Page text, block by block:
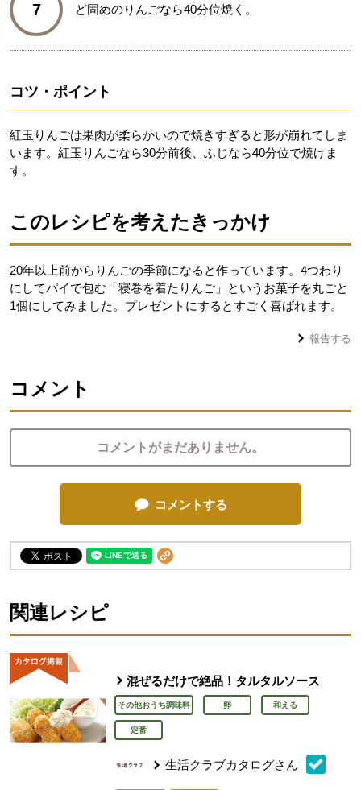
7 ど固めのりんごなら40分位焼く。
コツ・ポイント
紅玉りんごは果肉が柔らかいので焼きすぎると形が崩れてしま
います。紅玉りんごなら30分前後、ふじなら40分位で焼けま
す。
このレシピを考えたきっかけ
20年以上前からりんごの季節になると作っています。4つわり
にしてパイで包む「寝巻を着たりんご」というお菓子を丸ごと
1個にしてみました。プレゼントにするとすごく喜ばれます。
報告する
コメント
コメントがまだありません。
コメントする
関連レシピ
混ぜるだけで絶品！タルタルソース
その他おうち調味料 卵 和える
定番
生活クラブカタログさん